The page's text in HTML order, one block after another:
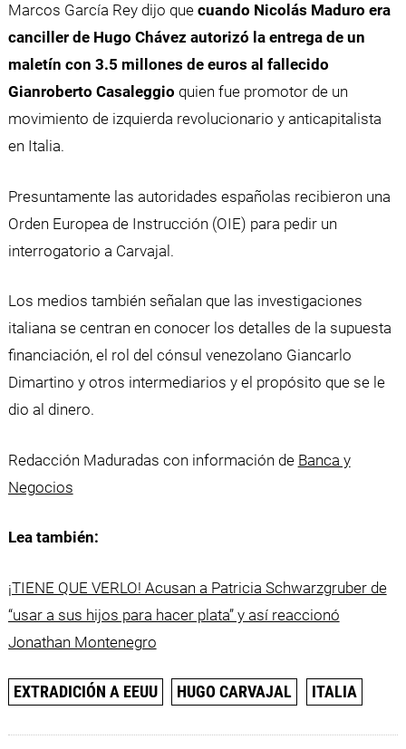
Marcos García Rey dijo que cuando Nicolás Maduro era
canciller de Hugo Chávez autorizó la entrega de un
maletín con 3.5 millones de euros al fallecido
Gianroberto Casaleggio quien fue promotor de un
movimiento de izquierda revolucionario y anticapitalista
en Italia.
Presuntamente las autoridades españolas recibieron una
Orden Europea de Instrucción (OIE) para pedir un
interrogatorio a Carvajal.
Los medios también señalan que las investigaciones
italiana se centran en conocer los detalles de la supuesta
financiación, el rol del cónsul venezolano Giancarlo
Dimartino y otros intermediarios y el propósito que se le
dio al dinero.
Redacción Maduradas con información de Banca y
Negocios
Lea también:
¡TIENE QUE VERLO! Acusan a Patricia Schwarzgruber de
“usar a sus hijos para hacer plata” y así reaccionó
Jonathan Montenegro
EXTRADICIÓN A EEUU HUGO CARVAJAL ITALIA